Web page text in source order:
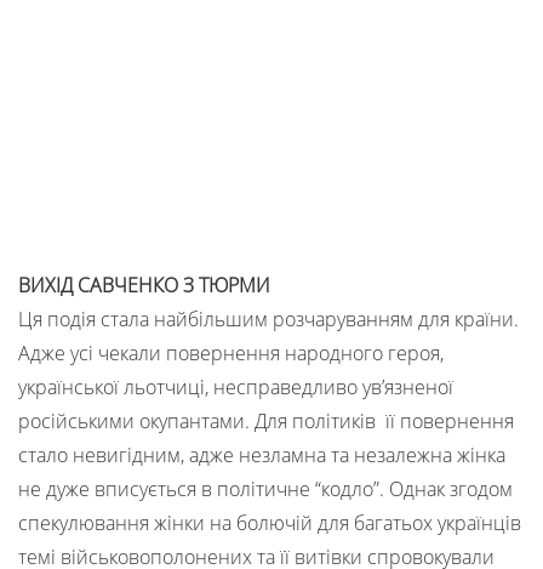
ВИХІД САВЧЕНКО З ТЮРМИ
Ця подія стала найбільшим розчаруванням для країни.
Адже усі чекали повернення народного героя,
української льотчиці, несправедливо ув’язненої
російськими окупантами. Для політиків її повернення
стало невигідним, адже незламна та незалежна жінка
не дуже вписується в політичне “кодло”. Однак згодом
спекулювання жінки на болючій для багатьох українців
темі військовополонених та її витівки спровокували